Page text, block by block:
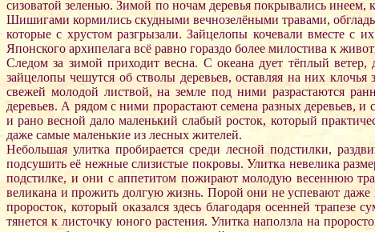
сизоватой зеленью. Зимой по ночам деревья покрывались
Шишигами кормились скудными вечнозелёными травами,
которые с хрустом разгрызали. Зайцелопы кочевали вместе с
Японского архипелага всё равно гораздо более милостива к
Следом за зимой приходит весна. С океана дует тёплый
зайцелопы чешутся об стволы деревьев, оставляя на них
свежей молодой листвой, на земле под ними разрастаются
деревьев. А рядом с ними прорастают семена разных деревьев,
и рано весной дало маленький слабый росток, который
даже самые маленькие из лесных жителей.
Небольшая улитка пробирается среди лесной подстилки,
подсушить её нежные слизистые покровы. Улитка невелика
подстилке, и они с аппетитом пожирают молодую весеннюю
великана и прожить долгую жизнь. Порой они не успевают даже
проросток, который оказался здесь благодаря осенней трапезе
тянется к листочку юного растения. Улитка наползла на